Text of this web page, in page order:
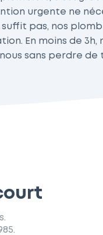
urgente ne
pas, nos
En moins de 3h,
sans perdre de